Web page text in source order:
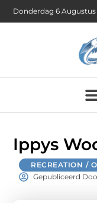
Donderdag 6 Augustus
Ippys
RECREATION /
Gepubliceerd